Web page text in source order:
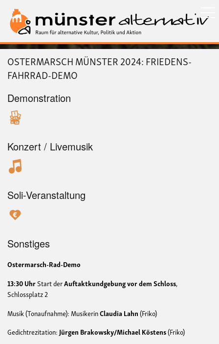
zum
Inhalt
OSTERMARSCH MÜNSTER 2024: FRIEDENS-
FAHRRAD-DEMO
Demonstration
Konzert / Livemusik
Soli-Veranstaltung
Sonstiges
Ostermarsch-Rad-Demo
13:30 UhrStart derAuftaktkundgebung vor dem Schloss,
Schlossplatz 2
Musik (Tonaufnahme): MusikerinClaudia Lahn(Friko)
Gedichtrezitation: Jürgen Brakowsky/Michael Köstens(Friko)